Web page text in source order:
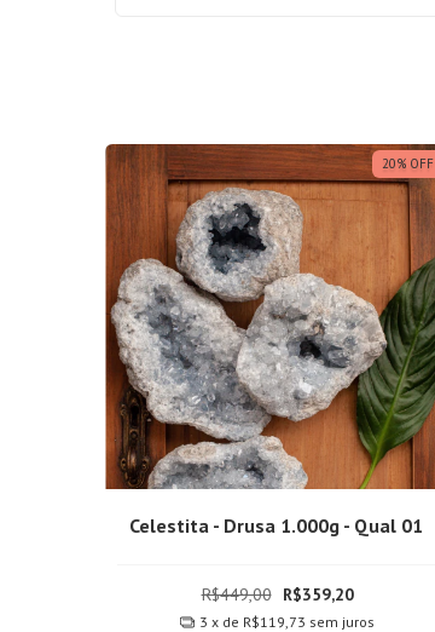
20% OFF
Celestita - Drusa 1.000g - Qual 01
R$449,00 R$359,20
3 x de R$119,73 sem juros